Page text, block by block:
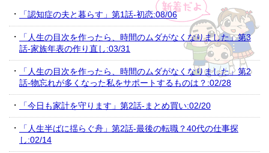
「認知症の夫と暮らす」第1話-初恋:08/06
「人生の目次を作ったら、時間のムダがなくなりました」第3
話-家族年表の作り直し:03/31
「人生の目次を作ったら、時間のムダがなくなりました」第2
話-物忘れが多くなった私をサポートするものは？:02/28
「今日も家計を守ります」第2話-まとめ買い:02/20
「人生半ばに揺らぐ舟」第2話-最後の転職？40代の仕事探
し:02/14